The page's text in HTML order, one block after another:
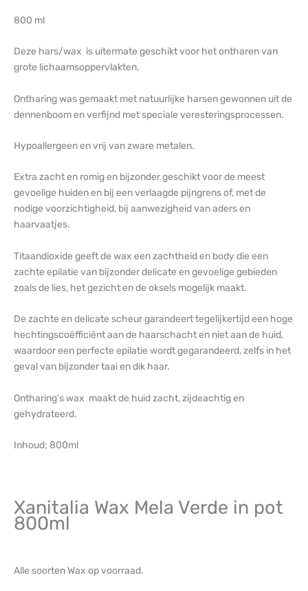
800 ml
Deze hars/wax is uitermate geschikt voor het ontharen van
grote lichaamsoppervlakten.
Ontharing was gemaakt met natuurlijke harsen gewonnen uit de
dennenboom en verfijnd met speciale veresteringsprocessen.
Hypoallergeen en vrij van zware metalen.
Extra zacht en romig en bijzonder geschikt voor de meest
gevoelige huiden en bij een verlaagde pijngrens of, met de
nodige voorzichtigheid, bij aanwezigheid van aders en
haarvaatjes.
Titaandioxide geeft de wax een zachtheid en body die een
zachte epilatie van bijzonder delicate en gevoelige gebieden
zoals de lies, het gezicht en de oksels mogelijk maakt.
De zachte en delicate scheur garandeert tegelijkertijd een hoge
hechtingscoëfficiënt aan de haarschacht en niet aan de huid,
waardoor een perfecte epilatie wordt gegarandeerd, zelfs in het
geval van bijzonder taai en dik haar.
Ontharing’s wax maakt de huid zacht, zijdeachtig en
gehydrateerd.
Inhoud; 800ml
Xanitalia Wax Mela Verde in pot
800ml
Alle soorten Wax op voorraad.